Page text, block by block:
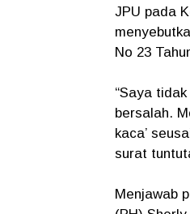
JPU pada
No 23
“Saya
bersalah.
kaca’
surat
Menjawab